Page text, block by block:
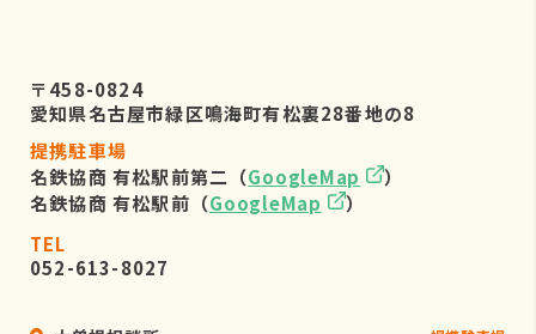
〒458-0824
愛知県名古屋市緑区鳴海町有松裏28番地の8
提携駐車場
名鉄協商 有松駅前第二（GoogleMap
）
名鉄協商 有松駅前（GoogleMap
）
TEL
052-613-8027